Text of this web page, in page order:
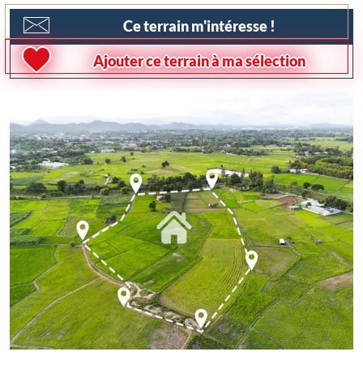
Ce terrain m'intéresse !
Ajouter ce terrain à ma sélection